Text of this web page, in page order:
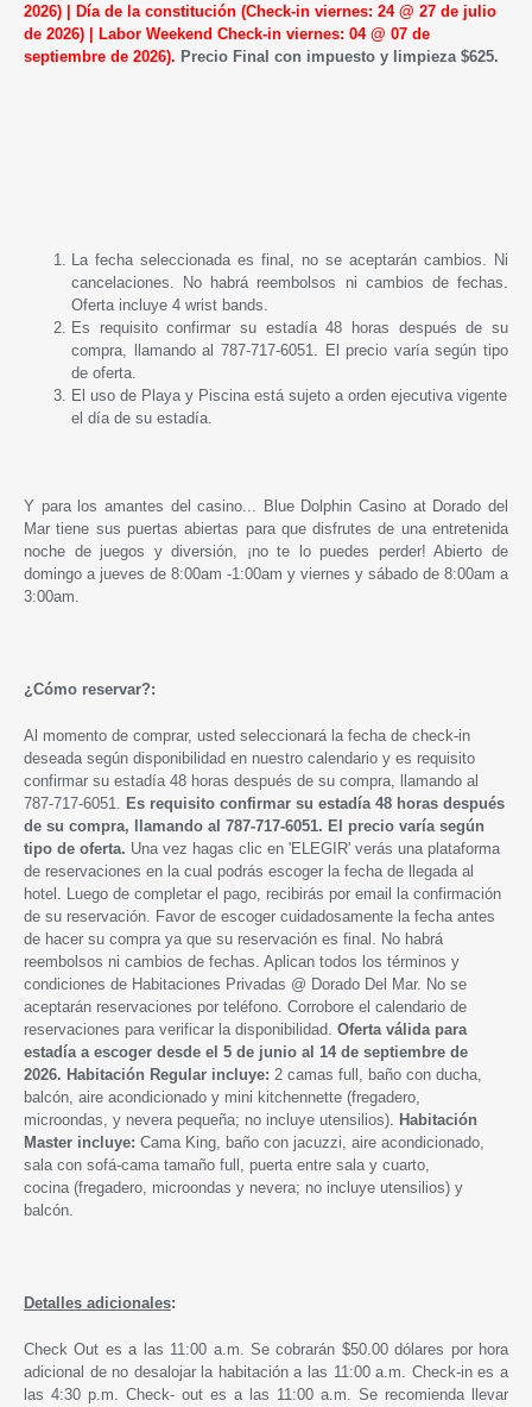
2026) | Día de la constitución (Check-in viernes: 24 @ 27 de julio
de 2026) | Labor Weekend Check-in viernes: 04 @ 07 de
septiembre de 2026). Precio Final con impuesto y limpieza $625.
La fecha seleccionada es final, no se aceptarán cambios. Ni
cancelaciones. No habrá reembolsos ni cambios de fechas.
Oferta incluye 4 wrist bands.
Es requisito confirmar su estadía 48 horas después de su
compra, llamando al 787-717-6051. El precio varía según tipo
de oferta.
El uso de Playa y Piscina está sujeto a orden ejecutiva vigente
el día de su estadía.
Y para los amantes del casino... Blue Dolphin Casino at Dorado del
Mar tiene sus puertas abiertas para que disfrutes de una entretenida
noche de juegos y diversión, ¡no te lo puedes perder! Abierto de
domingo a jueves de 8:00am -1:00am y viernes y sábado de 8:00am a
3:00am.
¿Cómo reservar?:
Al momento de comprar, usted seleccionará la fecha de check-in
deseada según disponibilidad en nuestro calendario y es requisito
confirmar su estadía 48 horas después de su compra, llamando al
787-717-6051. Es requisito confirmar su estadía 48 horas después
de su compra, llamando al 787-717-6051. El precio varía según
tipo de oferta. Una vez hagas clic en 'ELEGIR' verás una plataforma
de reservaciones en la cual podrás escoger la fecha de llegada al
hotel. Luego de completar el pago, recibirás por email la confirmación
de su reservación. Favor de escoger cuidadosamente la fecha antes
de hacer su compra ya que su reservación es final. No habrá
reembolsos ni cambios de fechas. Aplican todos los términos y
condiciones de Habitaciones Privadas @ Dorado Del Mar. No se
aceptarán reservaciones por teléfono. Corrobore el calendario de
reservaciones para verificar la disponibilidad. Oferta válida para
estadía a escoger desde el 5 de junio al 14 de septiembre de
2026. Habitación Regular incluye: 2 camas full, baño con ducha,
balcón, aire acondicionado y mini kitchennette (fregadero,
microondas, y nevera pequeña; no incluye utensilios). Habitación
Master incluye: Cama King, baño con jacuzzi, aire acondicionado,
sala con sofá-cama tamaño full, puerta entre sala y cuarto,
cocina (fregadero, microondas y nevera; no incluye utensilios) y
balcón.
Detalles adicionales:
Check Out es a las 11:00 a.m. Se cobrarán $50.00 dólares por hora
adicional de no desalojar la habitación a las 11:00 a.m. Check-in es a
las 4:30 p.m. Check- out es a las 11:00 a.m. Se recomienda llevar